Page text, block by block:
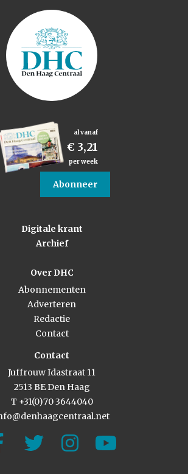
al vanaf
€ 3,21
per week
Abonneer
Digitale krant
Archief
Over DHC
Abonnementen
Adverteren
Redactie
Contact
Contact
Juffrouw Idastraat 11
2513 BE Den Haag
T +31(0)70 3644040